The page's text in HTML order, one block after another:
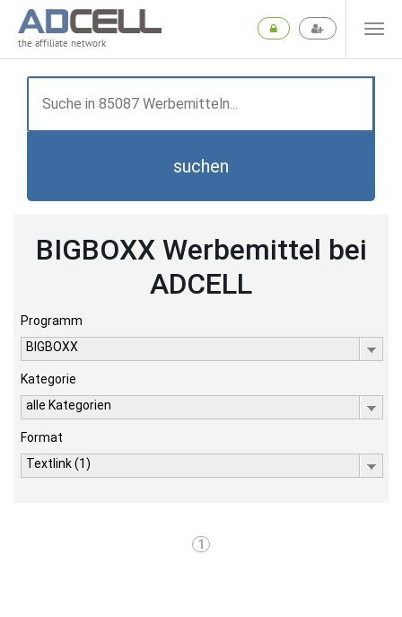
the affiliate network
suchen
BIGBOXX Werbemittel bei
ADCELL
Programm
BIGBOXX
Kategorie
alle Kategorien
Format
Textlink (1)
1